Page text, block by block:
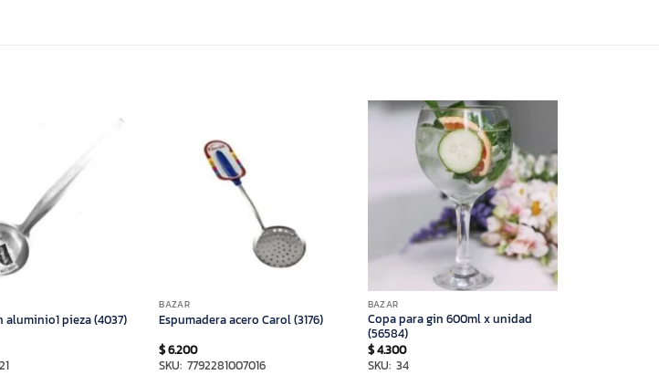
aluminio1 pieza (4037)
BAZAR
Espumadera acero Carol (3176)
$6.200
SKU: 7792281007016
BAZAR
Copa para gin 600ml x unidad
(56584)
$4.300
SKU: 34